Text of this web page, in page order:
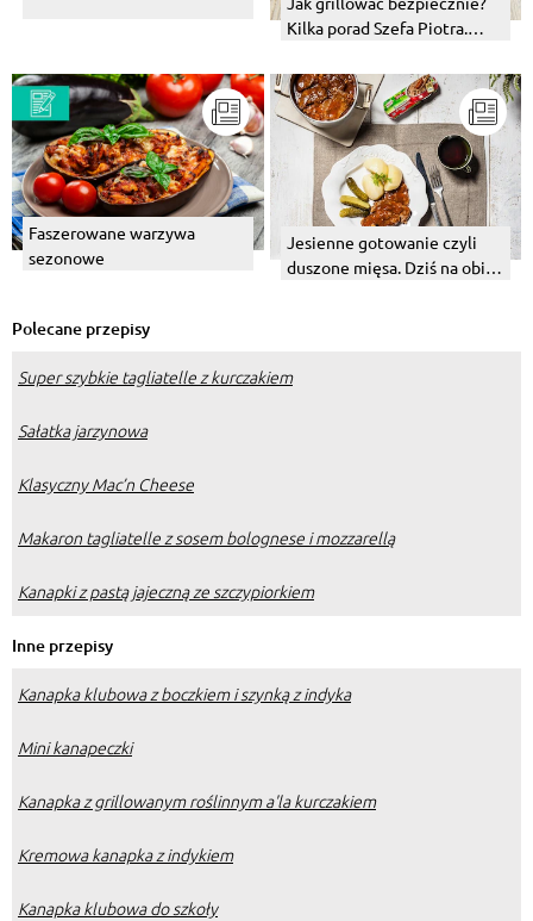
Kilka porad Szefa Piotra.
Faszerowane warzywa
sezonowe
Jesienne gotowanie czyli
duszone mięsa. Dziś na obiad
Polecane przepisy
Super szybkie tagliatelle z kurczakiem
Sałatka jarzynowa
Klasyczny Mac’n Cheese
Makaron tagliatelle z sosem bolognese i mozzarellą
Kanapki z pastą jajeczną ze szczypiorkiem
Inne przepisy
Kanapka klubowa z boczkiem i szynką z indyka
Mini kanapeczki
Kanapka z grillowanym roślinnym a'la kurczakiem
Kremowa kanapka z indykiem
Kanapka klubowa do szkoły